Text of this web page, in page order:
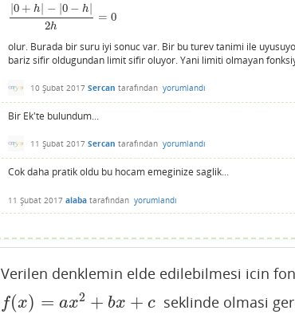
0 + h − 0 − h
2h
= 0
|0+h|−|0−h|2h= 0
olur. Burada bir suru iyi sonuc var. Bir bu turev tanimi ile
bariz sifir oldugundan limit sifir oluyor. Yani limiti olmayan
10 Şubat 2017 Sercan tarafından yorumlandı
Bir Ek'te bulundum...
11 Şubat 2017 Sercan tarafından yorumlandı
Cok daha pratik oldu bu hocam emeginize saglik...
11 Şubat 2017 alaba tarafından yorumlandı
Verilen denklemin elde edilebilmesi icin
f(x) = ax2 + bx + c
f(x)=a x2+bx+c seklinde olmasi